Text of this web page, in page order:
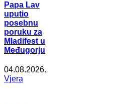
Papa Lav
uputio
posebnu
poruku za
Mladifest u
Međugorju
04.08.2026.
Vjera